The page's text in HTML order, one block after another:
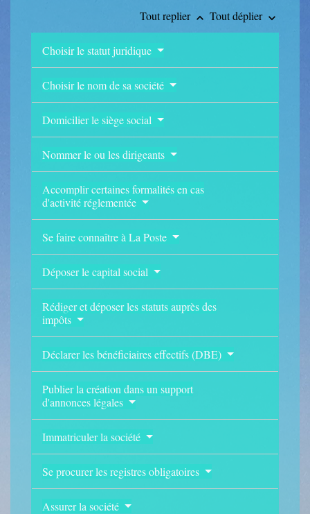
Tout replier keyboard_arrow_up Tout déplier keyboard_arrow_down
Choisir le statut juridique
Choisir le nom de sa société
Domicilier le siège social
Nommer le ou les dirigeants
Accomplir certaines formalités en cas
d'activité réglementée
Se faire connaître à La Poste
Déposer le capital social
Rédiger et déposer les statuts auprès des
impôts
Déclarer les bénéficiaires effectifs (DBE)
Publier la création dans un support
d'annonces légales
Immatriculer la société
Se procurer les registres obligatoires
Assurer la société